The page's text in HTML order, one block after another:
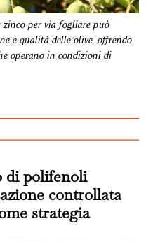
per via fogliare può
e qualità delle olive, offrendo
operano in condizioni di
di polifenoli
controllata
strategia